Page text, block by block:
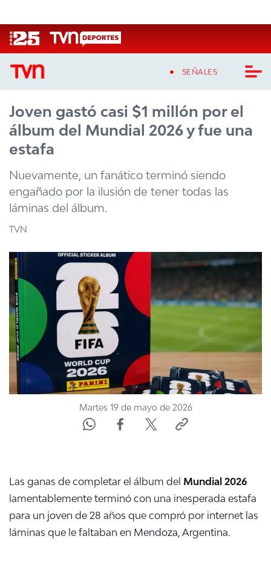
SEÑALES
CASTING MASTERCHEF CHILE
CASTING TVN VERTICAL
TVN VERTICAL
TVN PLAY
PROGRAMAS
TELESERIES
NTV
ACTUALIDAD Y TENDENCIAS
CORPORATIVO Y TRANSPARENCIA
CANAL DE DENUNCIAS
ÁREA DE PROYECTOS
Joven gastó casi $1 millón por el
álbum del Mundial 2026 y fue una
estafa
Nuevamente, un fanático terminó siendo
engañado por la ilusión de tener todas las
láminas del álbum.
TVN
Martes 19 de mayo de 2026
Las ganas de completar el álbum del Mundial 2026
lamentablemente terminó con una inesperada estafa
para un joven de 28 años que compró por internet las
láminas que le faltaban en Mendoza, Argentina.